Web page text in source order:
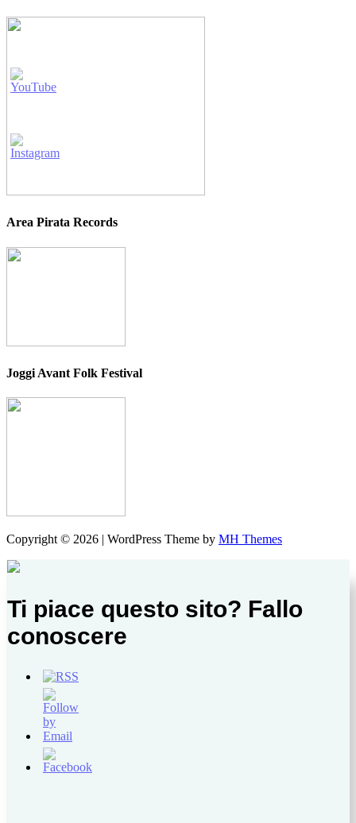
Area Pirata Records
Joggi Avant Folk Festival
Copyright © 2026 | WordPress Theme by MH Themes
Ti piace questo sito? Fallo
conoscere